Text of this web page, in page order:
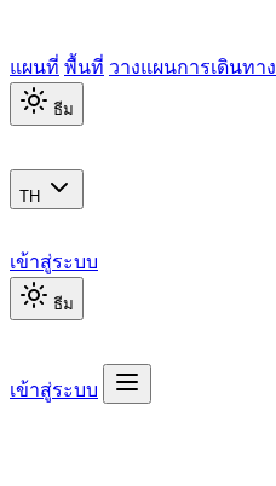
แผนที่ พื้นที่ วางแผนการเดินทาง
ธีม
TH
เข้าสู่ระบบ
ธีม
เข้าสู่ระบบ